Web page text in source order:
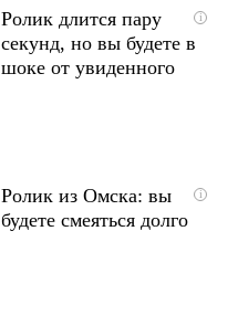
i
Ролик длится пару
секунд, но вы будете в
шоке от увиденного
i
Ролик из Омска: вы
будете смеяться долго